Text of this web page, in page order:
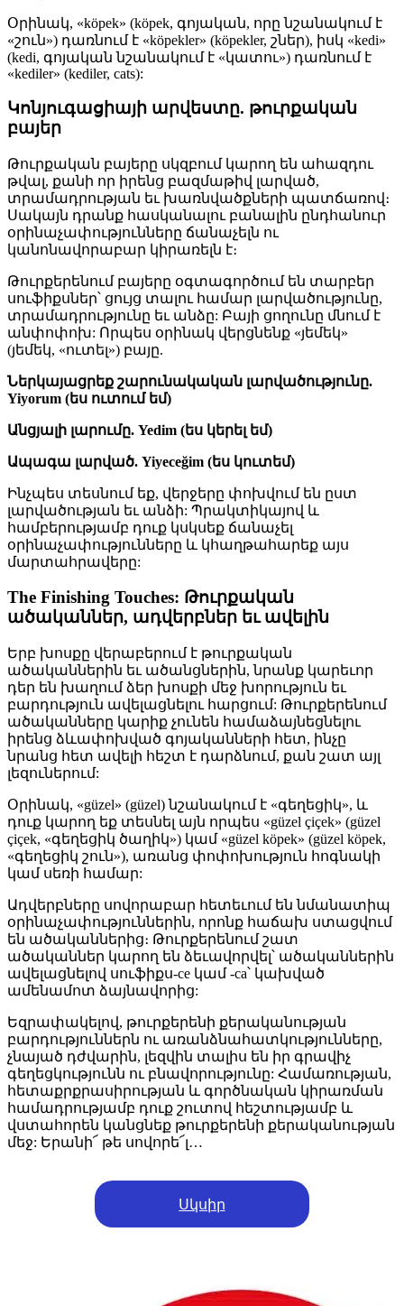
Օրինակ, «köpek» (köpek, գոյական, որը նշանակում է
«շուն») դառնում է «köpekler» (köpekler, շներ), իսկ «kedi»
(kedi, գոյական նշանակում է «կատու») դառնում է
«kediler» (kediler, cats):
Կոնյուգացիայի արվեստը. թուրքական
բայեր
Թուրքական բայերը սկզբում կարող են ահազդու
թվալ, քանի որ իրենց բազմաթիվ լարված,
տրամադրության եւ խառնվածքների պատճառով։
Սակայն դրանք հասկանալու բանալին ընդհանուր
օրինաչափությունները ճանաչելն ու
կանոնավորաբար կիրառելն է։
Թուրքերենում բայերը օգտագործում են տարբեր
սուֆիքսներ՝ ցույց տալու համար լարվածությունը,
տրամադրությունը եւ անձը: Բայի ցողունը մնում է
անփոփոխ: Որպես օրինակ վերցնենք «յեմեկ»
(յեմեկ, «ուտել») բայը.
Ներկայացրեք շարունակական լարվածությունը.
Yiyorum (ես ուտում եմ)
Անցյալի լարումը. Yedim (ես կերել եմ)
Ապագա լարված. Yiyeceğim (ես կուտեմ)
Ինչպես տեսնում եք, վերջերը փոխվում են ըստ
լարվածության եւ անձի: Պրակտիկայով և
համբերությամբ դուք կսկսեք ճանաչել
օրինաչափությունները և կհաղթահարեք այս
մարտահրավերը:
The Finishing Touches: Թուրքական
ածականներ, ադվերբներ եւ ավելին
Երբ խոսքը վերաբերում է թուրքական
ածականներին եւ ածանցներին, նրանք կարեւոր
դեր են խաղում ձեր խոսքի մեջ խորություն եւ
բարդություն ավելացնելու հարցում: Թուրքերենում
ածականները կարիք չունեն համաձայնեցնելու
իրենց ձևափոխված գոյականների հետ, ինչը
նրանց հետ ավելի հեշտ է դարձնում, քան շատ այլ
լեզուներում:
Օրինակ, «güzel» (güzel) նշանակում է «գեղեցիկ», և
դուք կարող եք տեսնել այն որպես «güzel çiçek» (güzel
çiçek, «գեղեցիկ ծաղիկ») կամ «güzel köpek» (güzel köpek,
«գեղեցիկ շուն»), առանց փոփոխություն հոգնակի
կամ սեռի համար:
Ադվերբները սովորաբար հետեւում են նմանատիպ
օրինաչափություններին, որոնք հաճախ ստացվում
են ածականներից։ Թուրքերենում շատ
ածականներ կարող են ձեւավորվել՝ ածականներին
ավելացնելով սուֆիքս-ce կամ -ca՝ կախված
ամենամոտ ձայնավորից:
Եզրափակելով, թուրքերենի քերականության
բարդություններն ու առանձնահատկությունները,
չնայած դժվարին, լեզվին տալիս են իր գրավիչ
գեղեցկությունն ու բնավորությունը: Համառության,
հետաքրքրասիրության և գործնական կիրառման
համադրությամբ դուք շուտով հեշտությամբ և
վստահորեն կանցնեք թուրքերենի քերականության
մեջ: Երանի՜ թե սովորե՜լ…
Սկսիր